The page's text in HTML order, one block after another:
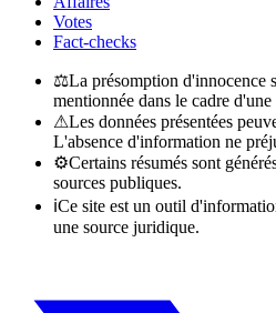
Votes
Fact-checks
⚖La présomption d'innocence
mentionnée dans le cadre
⚠Les données présentées
L'absence d'information ne
⚙Certains résumés sont
sources publiques.
ℹCe site est un outil
une source juridique.